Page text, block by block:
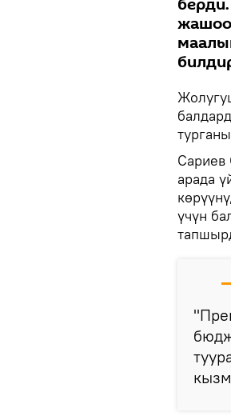
Сариев
арада
үчүн